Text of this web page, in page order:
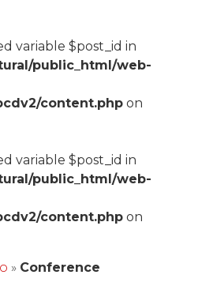
variable $post_id in
public_html/web-
content.phpon
variable $post_id in
public_html/web-
content.phpon
» Conference